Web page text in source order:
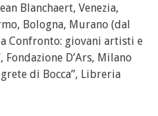
Blanchaert, Venezia,
Bologna, Murano (dal
a Confronto: giovani artisti e
D’Ars, Milano
di Bocca”, Libreria